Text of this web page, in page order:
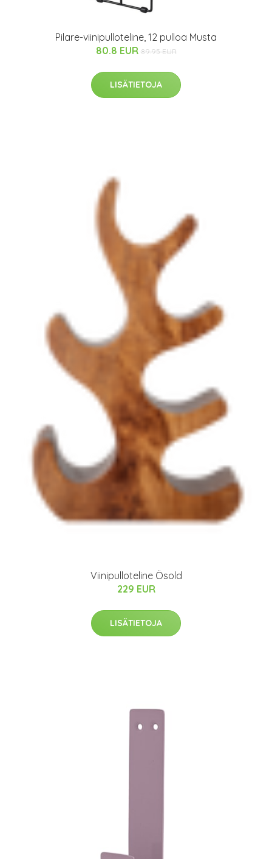
Pilare-viinipulloteline, 12 pulloa Musta
80.8 EUR 89.95 EUR
LISÄTIETOJA
Viinipulloteline Ösold
229 EUR
LISÄTIETOJA